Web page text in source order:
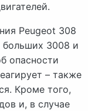
Peugeot 308
больших 3008 и
опасности
– также
Кроме того,
и, в случае